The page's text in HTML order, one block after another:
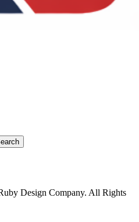
Design Company. All Rights